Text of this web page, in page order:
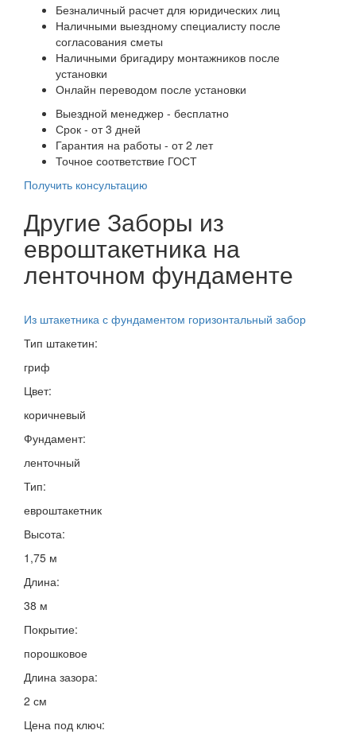
Безналичный расчет для юридических лиц
Наличными выездному специалисту после
согласования сметы
Наличными бригадиру монтажников после
установки
Онлайн переводом после установки
Выездной менеджер - бесплатно
Срок - от 3 дней
Гарантия на работы - от 2 лет
Точное соответствие ГОСТ
Получить консультацию
Другие Заборы из
евроштакетника на
ленточном фундаменте
Из штакетника с фундаментом горизонтальный забор
Тип штакетин:
гриф
Цвет:
коричневый
Фундамент:
ленточный
Тип:
евроштакетник
Высота:
1,75 м
Длина:
38 м
Покрытие:
порошковое
Длина зазора:
2 см
Цена под ключ: